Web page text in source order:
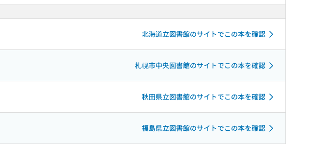
北海道立図書館のサイトでこの本を確認
札幌市中央図書館のサイトでこの本を確認
秋田県立図書館のサイトでこの本を確認
福島県立図書館のサイトでこの本を確認